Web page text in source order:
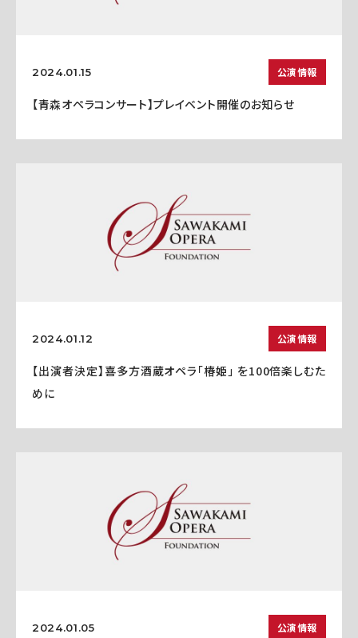
2024.01.15 公演情報
【青森オペラコンサート】プレイベント開催のお知らせ
2024.01.12 公演情報
【出演者決定】喜多方酒蔵オペラ「椿姫」 を100倍楽しむた
めに
2024.01.05 公演情報